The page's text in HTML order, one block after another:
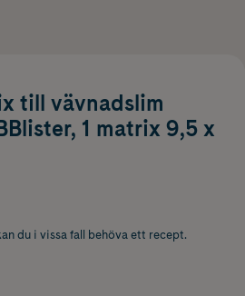
till vävnadslim
1 matrix 9,5 x
du i vissa fall behöva ett recept.